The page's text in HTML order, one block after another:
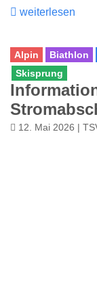
weiterlesen
Alpin Biathlon
Skisprung
12. Mai 2026 |